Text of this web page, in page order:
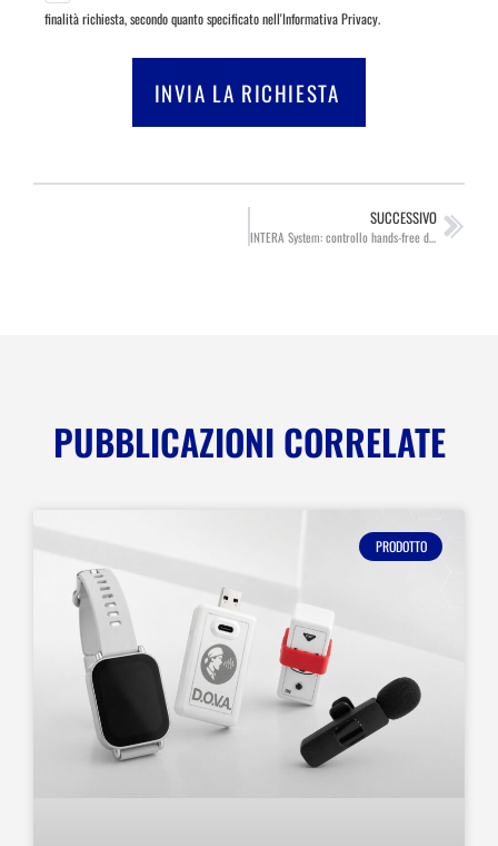
finalità richiesta, secondo quanto specificato nell'Informativa Privacy.
INVIA LA RICHIESTA
SUCCESSIVO
INTERA System: controllo hands-free del PC odontoiatrico
PUBBLICAZIONI CORRELATE
PRODOTTO